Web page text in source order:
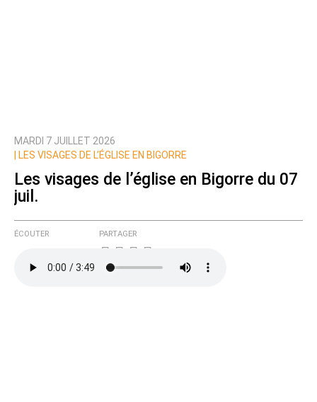
MARDI 7 JUILLET 2026
LES VISAGES DE L’ÉGLISE EN BIGORRE
Les visages de l’église en Bigorre du 07
juil.
ÉCOUTER PARTAGER